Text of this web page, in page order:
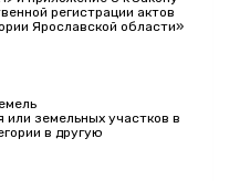
регистрации актов
Ярославской области»
или земельных участков в
в другую